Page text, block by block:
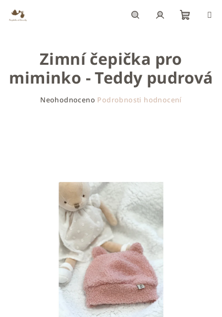
obsah
Zimní čepička pro
miminko - Teddy pudrová
Neohodnoceno Podrobnosti hodnocení